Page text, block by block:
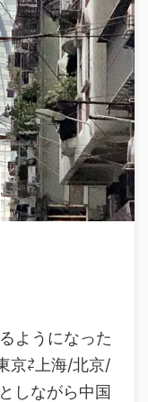
ようになった
京⇄上海/北京/
しながら中国